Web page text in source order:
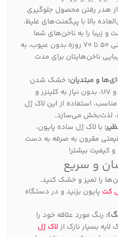
هدر رفتن محصول جلوگیری
بالا با پیگمنت‌های غلیظ،
و زیبا را به ناخن‌های شما
می‌بخشد. و ماندگاری طولانی 50 تا 70 روزه بدون عیوب، به
ناخن‌هایتان برای مدت
و مبتدیان: خشک شدن
سریع در دستگاه‌های LED و UV، بدون نیاز به کلینزر و
استفاده از این لاک ژل
لذت‌بخش می‌سازد.
با لاک ژل ساده پایون،
مقرون به صرفه به دست
و کیفیت بیشتر!
و سریع
را تمیز و خشک کنید.
کت پایون بزنید و در دستگاه
رنگ مورد علاقه خود را
بسیار نازک از لاک ژل